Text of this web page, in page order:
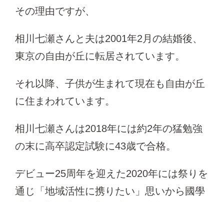
その理由ですが、
相川七瀬さんと夫は2001年2月の結婚後、
東京の自由が丘に転居されています。
それ以降、子供が生まれて現在も自由が丘
に住まわれています。
相川七瀬さんは2018年には約2年の猛勉強
の末に高卒認定試験に43歳で合格。
デビュー25周年を迎えた2020年には祭りを
通じ「地域活性に携りたい」思いから國學